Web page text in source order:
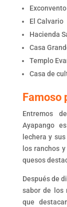
El Calvario
Hacienda
Casa
Templo
Casa de
Famoso
Entremos
Ayapango
lechera y
los ranchos
quesos
Después de
sabor de los
que